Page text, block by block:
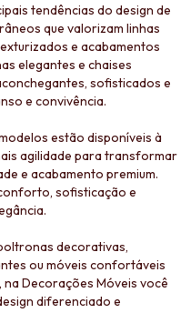
tendências do design de
que valorizam linhas
e acabamentos
elegantes e chaises
sofisticados e
e convivência.
estão disponíveis à
agilidade para transformar
e acabamento premium.
sofisticação e
decorativas,
ou móveis confortáveis
Decorações Móveis você
diferenciado e